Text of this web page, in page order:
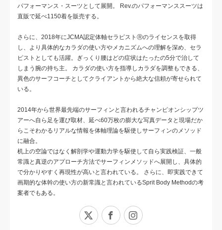
パフォーマンス・スーツとして展開。 Rev.のパフォーマンススーツは
直販で延べ1150着を販売する。
さらに、2018年にJCMA認定体軸セラピストⓇのライセンスを取得
し、より具体的なカラダの使い方やメカニズムへの理解を深め、セラ
ピストとしても活躍。ぎっくり腰はどの症状はたったの5分で治して
しまう腕の持ち主。 カラダの使い方を指導しカラダを調整もできる、
異色のサーフコーチとしてクライアントから絶大な信頼が寄せられて
いる。
2014年から世界最先端のサーフィンと言われるチャンピオンシップツ
アーへ自ら足を運び取材、延べ60万枚の膨大な写真データと現場だか
らこそわかるリアルな情報を体軸理論を駆使しサーフィンのメソッド
に融合。
机上の空論ではなく解剖学や運動力学を駆使して自ら実践検証、一般
常識と真逆のアプローチ方法でサーフィンメソッドへ展開し、具体的
で分かりやすく再現性が高いと言われている。 さらに、即実践できて
画期的な体幹の使い方の新常識と言われているSprit Body Methodの考
案者でもある。
Facebook